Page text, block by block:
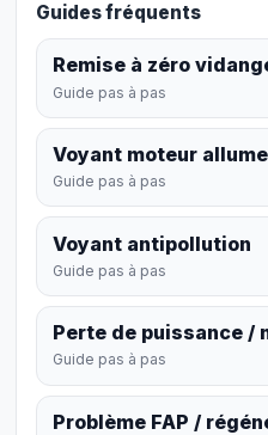
Guides fréquents
Remise à zéro
Guide pas à pas
Voyant moteur allume
Guide pas à pas
Voyant antipollution
Guide pas à pas
Perte de puissance /
Guide pas à pas
Problème FAP /